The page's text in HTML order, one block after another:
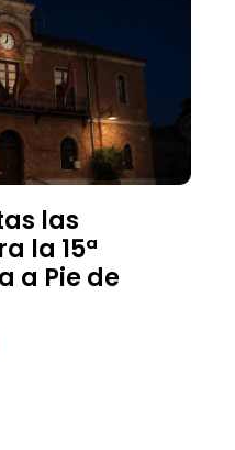
las
la 15ª
a Pie de